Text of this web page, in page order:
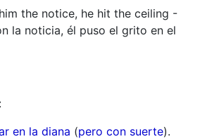
the notice, he hit the ceiling -
la noticia, él puso el grito en el
:
en la diana (pero con suerte).